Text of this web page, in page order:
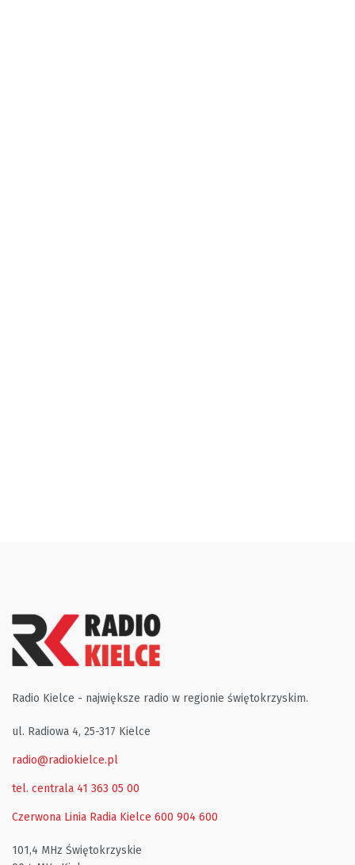
Radio Kielce - największe radio w regionie świętokrzyskim.
ul. Radiowa 4, 25-317 Kielce
radio@radiokielce.pl
tel. centrala 41 363 05 00
Czerwona Linia Radia Kielce 600 904 600
101,4 MHz Świętokrzyskie